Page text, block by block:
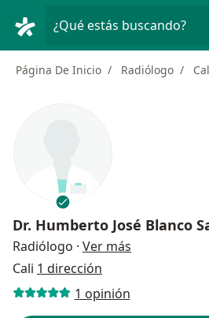
¿Qué estás buscando?
Página De Inicio Radiólogo
Dr. Humberto José Blanco
Radiólogo · Ver más
Cali 1 dirección
1 opinión